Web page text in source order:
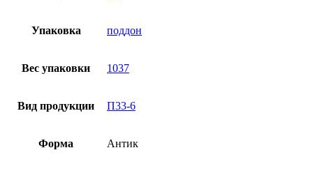
Упаковка поддон
Вес упаковки 1037
Вид продукции П33-6
Форма Антик